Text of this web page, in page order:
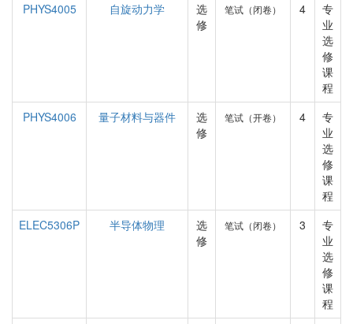
PHYS4005
自旋动力学
选
修
笔试（闭卷） 4
专
业
选
修
课
程
PHYS4006
量子材料与器件
选
修
笔试（开卷） 4
专
业
选
修
课
程
ELEC5306P
半导体物理
选
修
笔试（闭卷） 3
专
业
选
修
课
程